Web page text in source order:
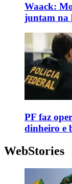
Waack:
juntam na
PF faz
dinheiro e
WebStories